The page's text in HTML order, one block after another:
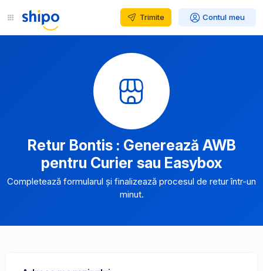
Trimite Contul meu
Retur Bontis : Generează AWB
pentru Curier sau Easybox
Completează formularul și finalizează procesul de retur într-un
minut.